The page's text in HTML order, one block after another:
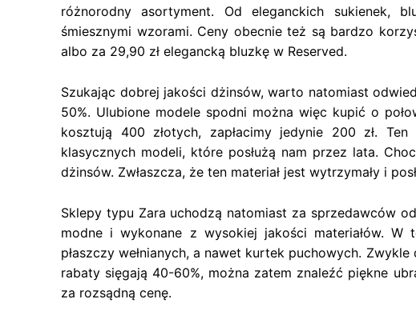
różnorodny asortyment. Od eleganckich sukienek,
śmiesznymi wzorami. Ceny obecnie też są bardzo
albo za 29,90 zł elegancką bluzkę w Reserved.
Szukając dobrej jakości dżinsów, warto natomiast
50%. Ulubione modele spodni można więc kupić o
kosztują 400 złotych, zapłacimy jedynie 200 zł.
klasycznych modeli, które posłużą nam przez lata.
dżinsów. Zwłaszcza, że ten materiał jest wytrzymały i
Sklepy typu Zara uchodzą natomiast za sprzedawców
modne i wykonane z wysokiej jakości materiałów.
płaszczy wełnianych, a nawet kurtek puchowych.
rabaty sięgają 40-60%, można zatem znaleźć piękne
za rozsądną cenę.